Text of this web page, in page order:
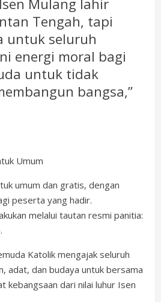
Tengah, tapi
untuk seluruh
energi moral bagi
untuk tidak
bangsa,”
Umum
umum dan gratis, dengan
peserta yang hadir.
melalui tautan resmi panitia:
Katolik mengajak seluruh
adat, dan budaya untuk bersama
kebangsaan dari nilai luhur Isen